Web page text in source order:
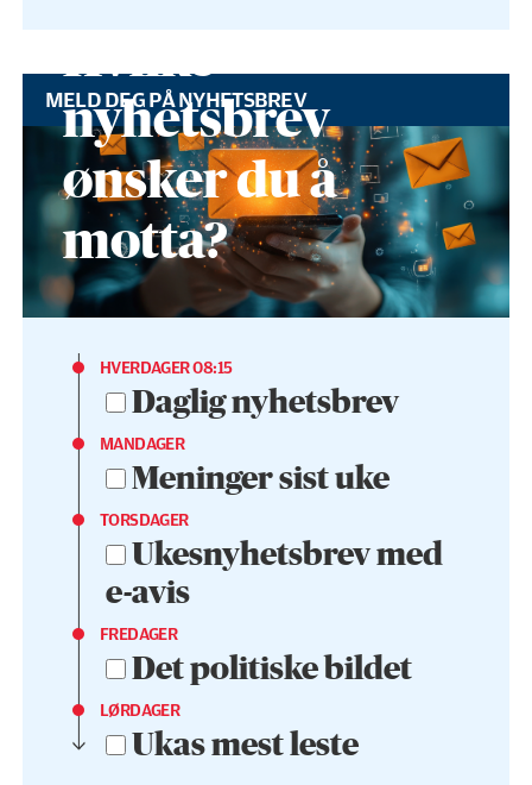
MELD DEG PÅ NYHETSBREV
Hvilke
nyhetsbrev
ønsker du å
motta?
HVERDAGER 08:15
Daglig nyhetsbrev
MANDAGER
Meninger sist uke
TORSDAGER
Ukesnyhetsbrev med
e-avis
FREDAGER
Det politiske bildet
LØRDAGER
Ukas mest leste